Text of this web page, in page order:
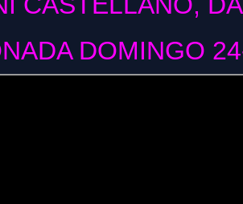
DOMINGO